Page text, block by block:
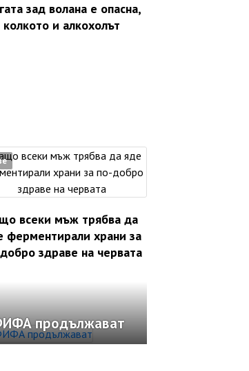
зад волана е опасна,
колкото и алкохолът
всеки мъж трябва да
ферментирали храни за
здраве на червата
продължават